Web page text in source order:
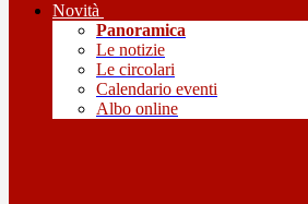
Novità
Panoramica
Le notizie
Le circolari
Calendario eventi
Albo online